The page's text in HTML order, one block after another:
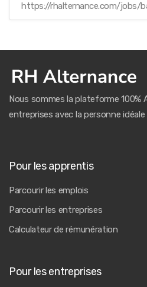
Nous sommes la plateforme 100%
entreprises avec la personne
Pour les apprentis
Parcourir les emplois
Parcourir les entreprises
Calculateur de rémunération
Pour les entreprises